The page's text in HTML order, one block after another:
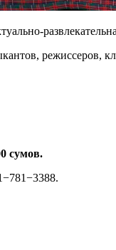
режиссеров,
сумов.